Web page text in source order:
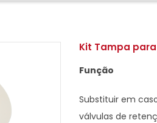
Kit Tampa
Função
Substituir em
válvulas de